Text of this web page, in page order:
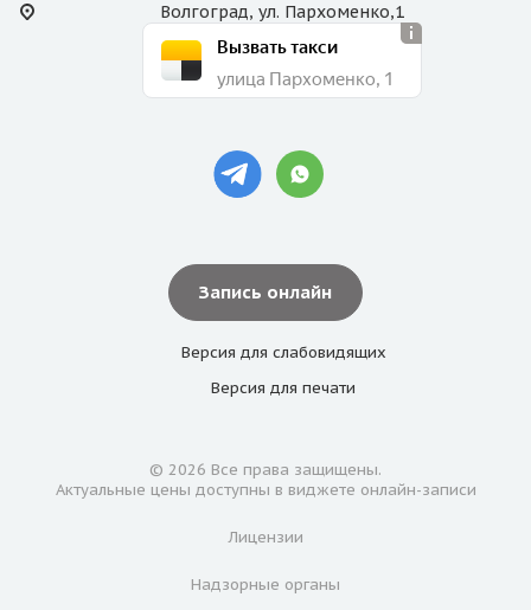
Волгоград, ул. Пархоменко,1
Вызвать такси
улица Пархоменко, 1
Запись онлайн
Версия для слабовидящих
Версия для печати
© 2026 Все права защищены.
Актуальные цены доступны в виджете онлайн-записи
Лицензии
Надзорные органы